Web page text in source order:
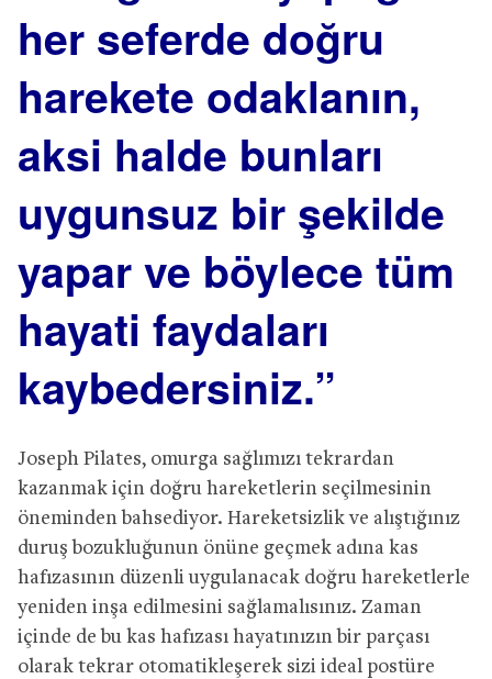
her seferde doğru
harekete odaklanın,
aksi halde bunları
uygunsuz bir şekilde
yapar ve böylece tüm
hayati faydaları
kaybedersiniz.”
Joseph Pilates, omurga sağlımızı tekrardan
kazanmak için doğru hareketlerin seçilmesinin
öneminden bahsediyor. Hareketsizlik ve alıştığınız
duruş bozukluğunun önüne geçmek adına kas
hafızasının düzenli uygulanacak doğru hareketlerle
yeniden inşa edilmesini sağlamalısınız. Zaman
içinde de bu kas hafızası hayatınızın bir parçası
olarak tekrar otomatikleşerek sizi ideal postüre